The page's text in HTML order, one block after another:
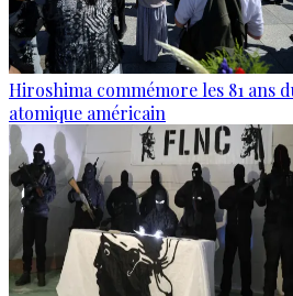
Hiroshima commémore les 81 ans
atomique américain